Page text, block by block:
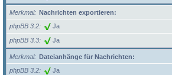
Merkmal
Nachrichten exportieren:
phpBB 3.2
Ja
phpBB 3.3 Ja
Merkmal
Dateianhänge für Nachrichten:
phpBB 3.2
Ja